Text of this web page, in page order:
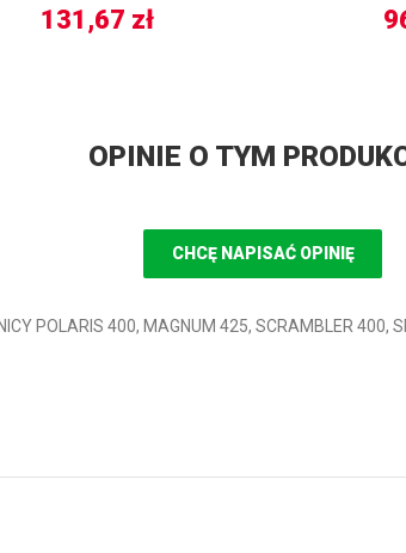
131,67 zł
OPINIE O TYM
CHCĘ NAPISAĆ OPINIĘ
POLARIS 400, MAGNUM 425, SCRAMBLER 400,